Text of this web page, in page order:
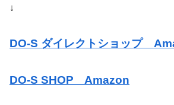
↓
DO-S ダイレクトショップ
DO-S SHOP Amazon